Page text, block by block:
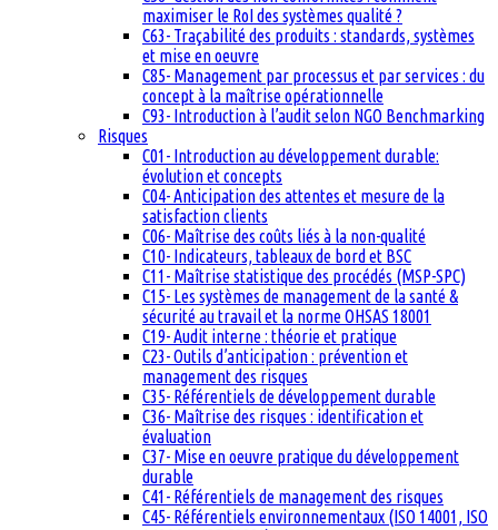
maximiser le RoI des systèmes qualité ?
C63- Traçabilité des produits : standards, systèmes
et mise en oeuvre
C85- Management par processus et par services : du
concept à la maîtrise opérationnelle
C93- Introduction à l’audit selon NGO Benchmarking
Risques
C01- Introduction au développement durable:
évolution et concepts
C04- Anticipation des attentes et mesure de la
satisfaction clients
C06- Maîtrise des coûts liés à la non-qualité
C10- Indicateurs, tableaux de bord et BSC
C11- Maîtrise statistique des procédés (MSP-SPC)
C15- Les systèmes de management de la santé &
sécurité au travail et la norme OHSAS 18001
C19- Audit interne : théorie et pratique
C23- Outils d’anticipation : prévention et
management des risques
C35- Référentiels de développement durable
C36- Maîtrise des risques : identification et
évaluation
C37- Mise en oeuvre pratique du développement
durable
C41- Référentiels de management des risques
C45- Référentiels environnementaux (ISO 14001, ISO